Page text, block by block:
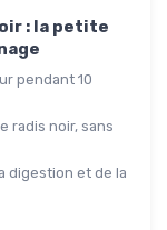
: la petite
pendant 10
radis noir, sans
digestion et de la